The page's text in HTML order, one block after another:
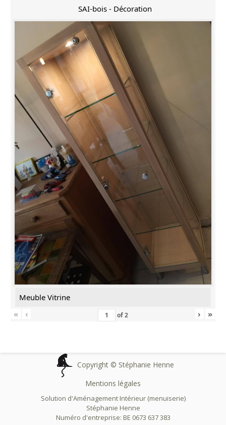
SAI-bois - Décoration
Meuble Vitrine
«
‹ of2 › »
Copyright © Stéphanie Henne
Mentions légales
Solution d'Aménagement Intérieur (menuiserie)
Stéphanie Henne
Numéro d'entreprise: BE 0673 637 383